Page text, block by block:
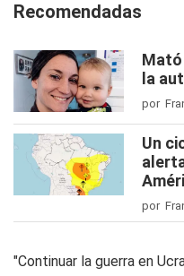
Recomendadas
Mató
la
por
Un
por
"Continuar la guerra en